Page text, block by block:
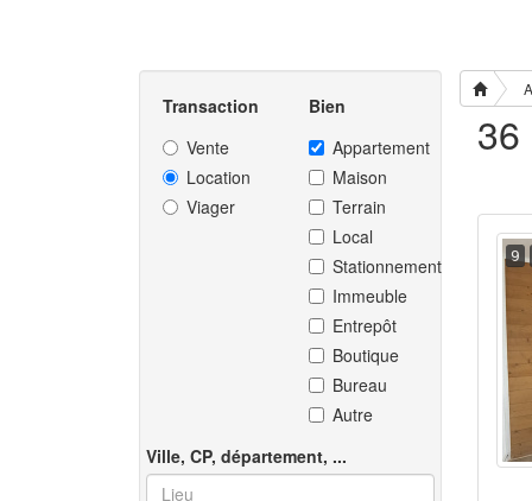
Transaction
Vente
Location
Viager
Bien
Appartement
Maison
Terrain
Local
Stationnement
Immeuble
Entrepôt
Boutique
Bureau
Autre
Ville, CP, département, ...
9